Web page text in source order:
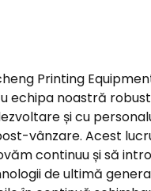
Printing
echipa noastră
și cu
vânzare. Acest
continuu și să
de ultimă